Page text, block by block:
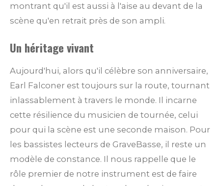
montrant qu'il est aussi à l'aise au devant de la
scène qu'en retrait près de son ampli.
Un héritage vivant
Aujourd'hui, alors qu'il célèbre son anniversaire,
Earl Falconer est toujours sur la route, tournant
inlassablement à travers le monde. Il incarne
cette résilience du musicien de tournée, celui
pour qui la scène est une seconde maison. Pour
les bassistes lecteurs de GraveBasse, il reste un
modèle de constance. Il nous rappelle que le
rôle premier de notre instrument est de faire